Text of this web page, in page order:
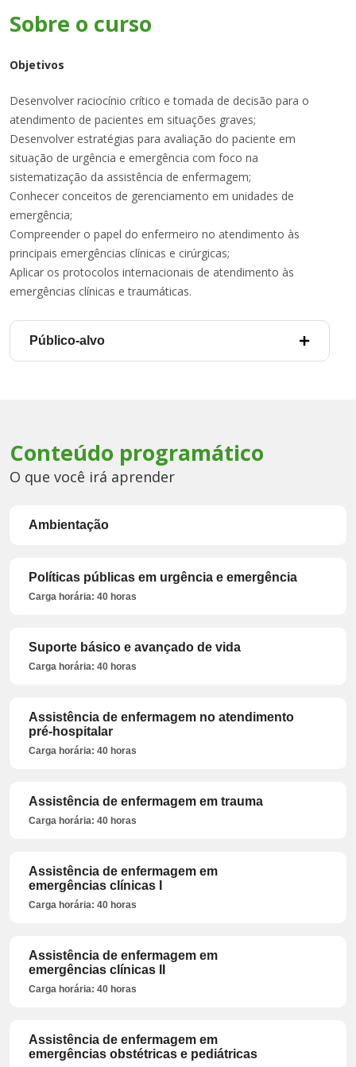
Sobre o curso
Objetivos
Desenvolver raciocínio crítico e tomada de decisão para o
atendimento de pacientes em situações graves;
Desenvolver estratégias para avaliação do paciente em
situação de urgência e emergência com foco na
sistematização da assistência de enfermagem;
Conhecer conceitos de gerenciamento em unidades de
emergência;
Compreender o papel do enfermeiro no atendimento às
principais emergências clínicas e cirúrgicas;
Aplicar os protocolos internacionais de atendimento às
emergências clínicas e traumáticas.
Público-alvo
Conteúdo programático
O que você irá aprender
Ambientação
Políticas públicas em urgência e emergência
Carga horária: 40 horas
Suporte básico e avançado de vida
Carga horária: 40 horas
Assistência de enfermagem no atendimento
pré-hospitalar
Carga horária: 40 horas
Assistência de enfermagem em trauma
Carga horária: 40 horas
Assistência de enfermagem em
emergências clínicas I
Carga horária: 40 horas
Assistência de enfermagem em
emergências clínicas II
Carga horária: 40 horas
Assistência de enfermagem em
emergências obstétricas e pediátricas